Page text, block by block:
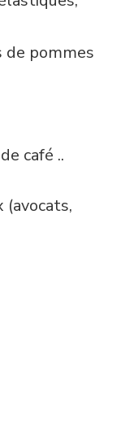
pommes
café ..